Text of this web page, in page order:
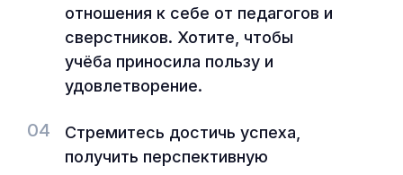
отношения к себе от педагогов и
сверстников. Хотите, чтобы
учёба приносила пользу и
удовлетворение.
04
Стремитесь достичь успеха,
получить перспективную